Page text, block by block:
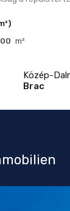
m²
Közép-
Brac